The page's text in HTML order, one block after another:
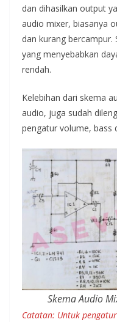
dan dihasilkan output
audio mixer, biasanya
dan kurang bercampur.
yang menyebabkan
rendah.
Kelebihan dari skema
audio, juga sudah
pengatur volume, bass
Skema Audio
Catatan: Untuk